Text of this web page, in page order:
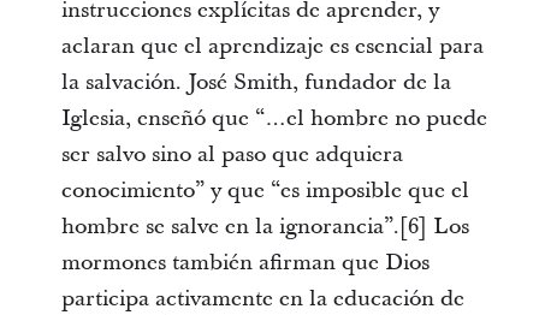
instrucciones explícitas de aprender, y
aclaran que el aprendizaje es esencial para
la salvación. José Smith, fundador de la
Iglesia, enseñó que “…el hombre no puede
ser salvo sino al paso que adquiera
conocimiento” y que “es imposible que el
hombre se salve en la ignorancia”.[6] Los
mormones también afirman que Dios
participa activamente en la educación de